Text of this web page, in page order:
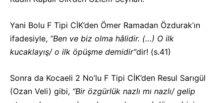
Yani Bolu F Tipi CİK’den Ömer Ramadan Özdurak’ın
ifadesiyle, “Ben ve biz olma hâlidir. (…) O ilk
kucaklayış/ o ilk öpüşme demidir”dir! (s.41)
Sonra da Kocaeli 2 No’lu F Tipi CİK’den Resul Sarıgül
(Ozan Veli) gibi, “Bir özgürlük nazlı mı nazlı/ gelip